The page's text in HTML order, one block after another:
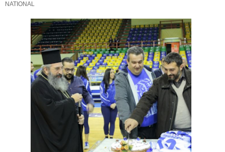
NATIONAL